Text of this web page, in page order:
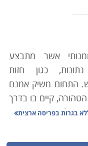
אשר מתבצע
כגון חזות
התחום משיק אמנם
קיים בו בדרך
לקוח, תוך שימוש
במסרים אסתטיים
בגרות בפריסה ארצית